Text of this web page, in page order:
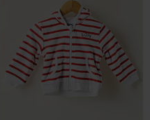
8,98€ Prix boutique :
29,90€ -70%
GARCIA
T-shirt - Coupe droite noir
10 A, ... 16 A